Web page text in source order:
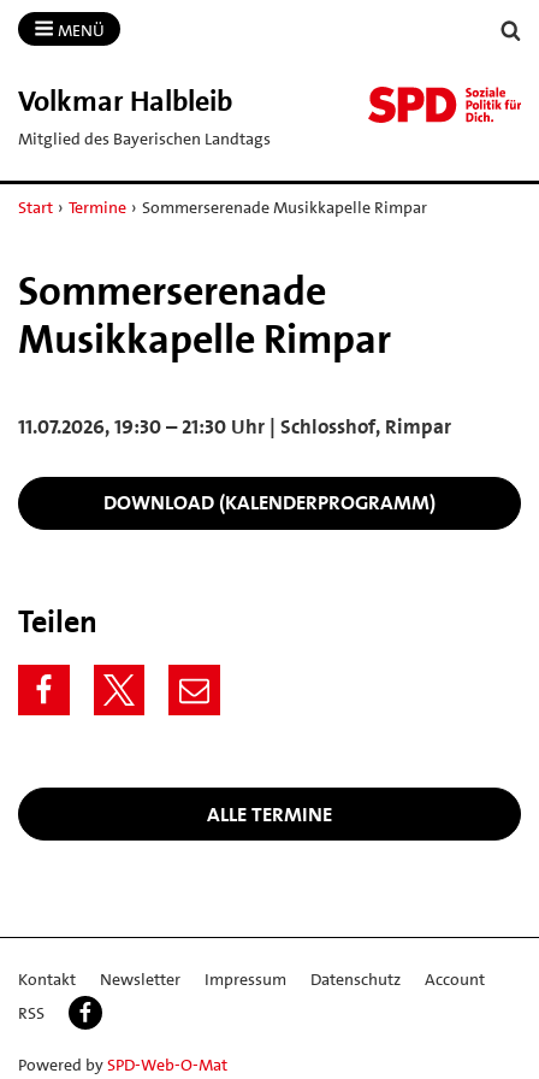
MENÜ
Volkmar Halbleib
Mitglied des Bayerischen Landtags
Start › Termine › Sommerserenade Musikkapelle Rimpar
Sommerserenade
Musikkapelle Rimpar
11.07.2026, 19:30 – 21:30 Uhr | Schlosshof, Rimpar
DOWNLOAD (KALENDERPROGRAMM)
Teilen
ALLE TERMINE
Kontakt Newsletter Impressum Datenschutz
Account
RSS
Powered bySPD-Web-O-Mat